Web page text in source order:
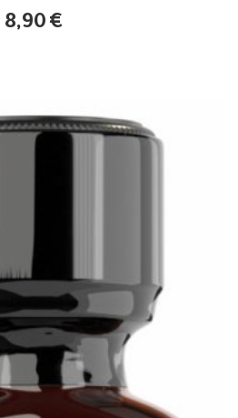
8,90 €